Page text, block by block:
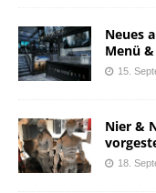
Neues
Menü
15.
Nier &
18.